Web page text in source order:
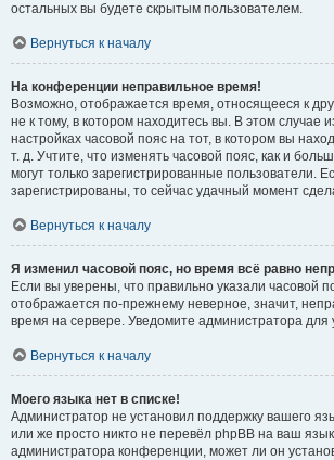
остальных вы будете скрытым пользователем.
Вернуться к началу
На конференции неправильное время!
Возможно, отображается время, относящееся к
не к тому, в котором находитесь вы. В этом случае
настройках часовой пояс на тот, в котором вы
т. д. Учтите, что изменять часовой пояс, как и
могут только зарегистрированные пользователи.
зарегистрированы, то сейчас удачный момент
Вернуться к началу
Я изменил часовой пояс, но время всё равно
Если вы уверены, что правильно указали часовой
отображается по-прежнему неверное, значит,
время на сервере. Уведомите администратора
Вернуться к началу
Моего языка нет в списке!
Администратор не установил поддержку вашего
или же просто никто не перевёл phpBB на ваш
администратора конференции, может ли он